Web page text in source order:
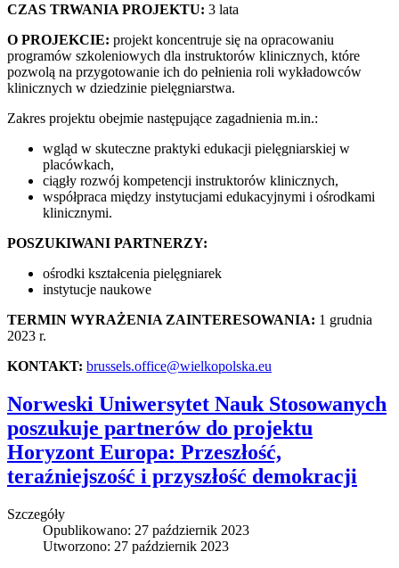
CZAS TRWANIA PROJEKTU: 3 lata
O PROJEKCIE: projekt koncentruje się na opracowaniu
programów szkoleniowych dla instruktorów klinicznych, które
pozwolą na przygotowanie ich do pełnienia roli wykładowców
klinicznych w dziedzinie pielęgniarstwa.
Zakres projektu obejmie następujące zagadnienia m.in.:
wgląd w skuteczne praktyki edukacji pielęgniarskiej w
placówkach,
ciągły rozwój kompetencji instruktorów klinicznych,
współpraca między instytucjami edukacyjnymi i ośrodkami
klinicznymi.
POSZUKIWANI PARTNERZY:
ośrodki kształcenia pielęgniarek
instytucje naukowe
TERMIN WYRAŻENIA ZAINTERESOWANIA: 1 grudnia
2023 r.
KONTAKT: brussels.office@wielkopolska.eu
Norweski Uniwersytet Nauk Stosowanych
poszukuje partnerów do projektu
Horyzont Europa: Przeszłość,
teraźniejszość i przyszłość demokracji
Szczegóły
Opublikowano: 27 październik 2023
Utworzono: 27 październik 2023